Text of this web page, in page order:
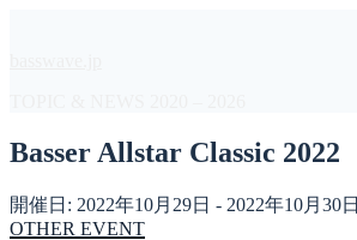
へ
キ
ッ
Basser Allstar Classic 2022
開催日: 2022年10月29日 - 2022年10月30日
OTHER EVENT